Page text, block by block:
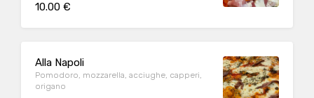
10.00 €
Alla Napoli
Pomodoro, mozzarella, acciughe, capperi,
origano